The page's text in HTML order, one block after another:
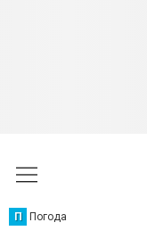
П Погода